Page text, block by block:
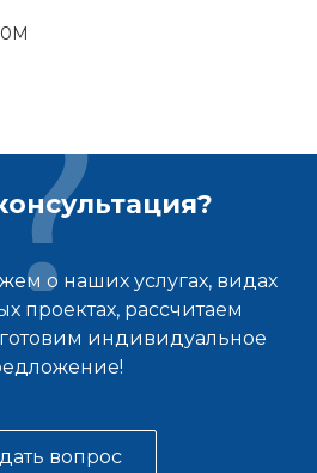
о наших услугах, видах
проектах, рассчитаем
индивидуальное
вопрос